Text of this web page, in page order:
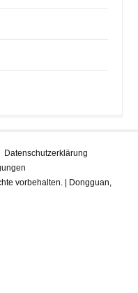
Datenschutzerklärung
vorbehalten. | Dongguan,